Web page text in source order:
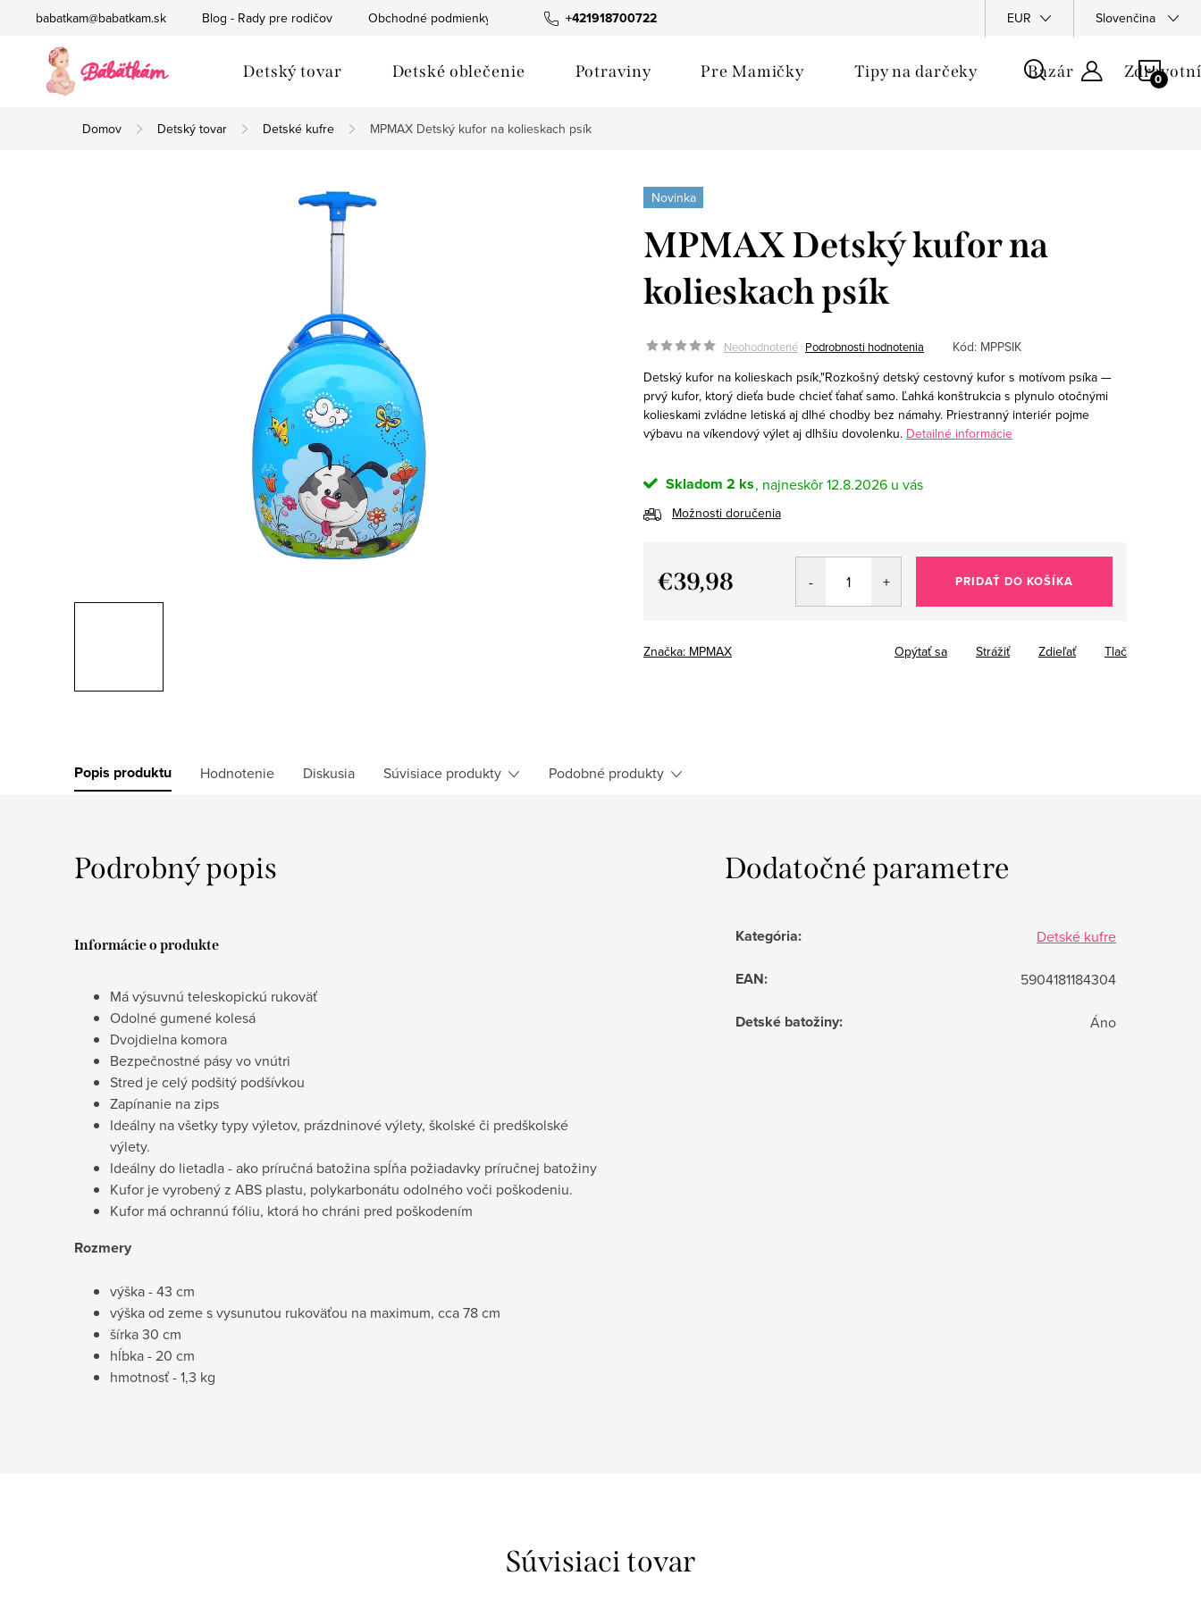
+421918700722
babatkam@babatkam.sk Blog - Rady pre rodičov Obchodné podmienky Fotogaléria produktov EUR Slovenčina
Detský tovar Detské oblečenie Potraviny Pre Mamičky Tipy na darčeky Bazár
Domov Detský tovar Detské kufre MPMAX Detský kufor na kolieskach psík
Novinka
MPMAX Detský kufor na
kolieskach psík
Neohodnotené Podrobnosti hodnotenia Kód: MPPSIK
Detský kufor na kolieskach psík,"Rozkošný detský cestovný kufor s motívom psíka —
prvý kufor, ktorý dieťa bude chcieť ťahať samo. Ľahká konštrukcia s plynulo otočnými
kolieskami zvládne letiská aj dlhé chodby bez námahy. Priestranný interiér pojme
výbavu na víkendový výlet aj dlhšiu dovolenku. Detailné informácie
Skladom 2 ks 12.8.2026
Možnosti doručenia
€39,98 PRIDAŤ DO KOŠÍKA
Značka: MPMAX Tlač
Opýtať sa Strážiť Zdieľať
Popis produktu Hodnotenie Diskusia Súvisiace produkty Podobné produkty
Podrobný popis
Informácie o produkte
Má výsuvnú teleskopickú rukoväť
Odolné gumené kolesá
Dvojdielna komora
Bezpečnostné pásy vo vnútri
Stred je celý podšitý podšívkou
Zapínanie na zips
Ideálny na všetky typy výletov, prázdninové výlety, školské či predškolské
výlety.
Ideálny do lietadla - ako príručná batožina spĺňa požiadavky príručnej batožiny
Kufor je vyrobený z ABS plastu, polykarbonátu odolného voči poškodeniu.
Kufor má ochrannú fóliu, ktorá ho chráni pred poškodením
Rozmery
výška - 43 cm
výška od zeme s vysunutou rukoväťou na maximum, cca 78 cm
šírka 30 cm
hĺbka - 20 cm
hmotnosť - 1,3 kg
Dodatočné parametre
Kategória: Detské kufre
EAN: 5904181184304
Detské batožiny: Áno
Súvisiaci tovar